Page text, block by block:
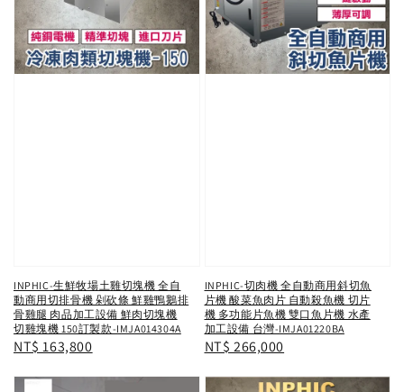
INPHIC-生鮮牧場土雞切塊機 全自
動商用切排骨機 剁砍條 鮮雞鴨鵝排
骨雞腿 肉品加工設備 鮮肉切塊機
切雞塊機 150訂製款-IMJA014304A
Regular
NT$ 163,800
INPHIC-切肉機 全自動商用斜切魚
片機 酸菜魚肉片 自動殺魚機 切片
機 多功能片魚機 雙口魚片機 水產
加工設備 台灣-IMJA01220BA
Regular
NT$ 266,000